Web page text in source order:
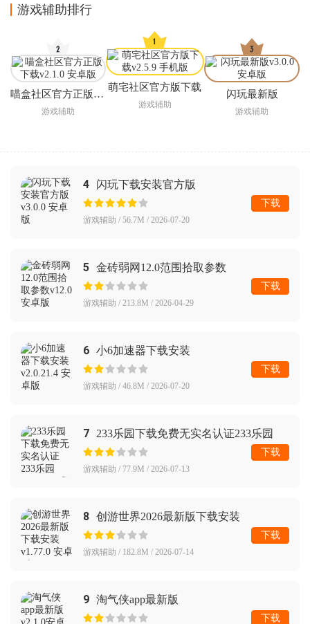
游戏辅助排行
喵盒社区官方正版下载
游戏辅助
萌宅社区官方版下载
游戏辅助
闪玩最新版
游戏辅助
4 闪玩下载安装官方版
游戏辅助 / 56.7M / 2026-07-20
下载
5 金砖弱网12.0范围拾取参数
游戏辅助 / 213.8M / 2026-04-29
下载
6 小6加速器下载安装
游戏辅助 / 46.8M / 2026-07-20
下载
7 233乐园下载免费无实名认证233乐园
游戏辅助 / 77.9M / 2026-07-13
下载
8 创游世界2026最新版下载安装
游戏辅助 / 182.8M / 2026-07-14
下载
9 淘气侠app最新版
下载